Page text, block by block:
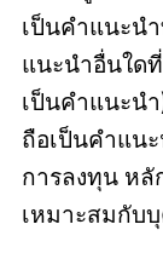
เป็นคำแนะน
แนะนำอื่นใด
เป็นคำแนะน
ถือเป็นคำแน
การลงทุน หลั
เหมาะสมกับ